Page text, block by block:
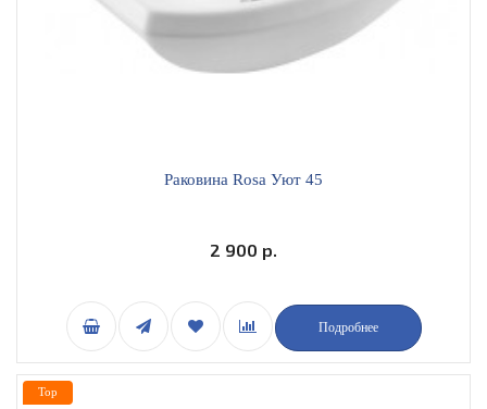
Раковина Rosa Уют 45
2 900 р.
Подробнее
Top